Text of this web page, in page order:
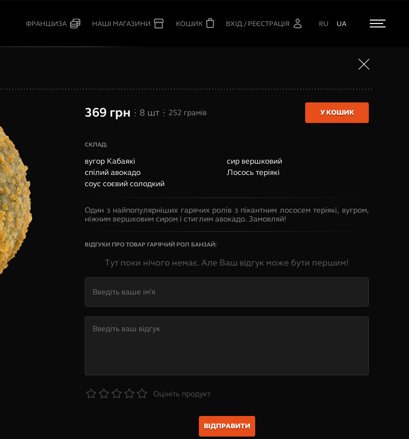
ФРАНШИЗА НАШІ МАГАЗИНИ КОШИК ВХІД / РЕЄСТРАЦІЯ RU UA
369 грн 8 шт 252 грамів У КОШИК
СКЛАД:
вугор Кабаякі
сир вершковий
спілий авокадо
Лосось теріякі
соус соєвий солодкий
Один з найпопулярніших гарячих ролів з пікантним лососем теріякі, вугром,
ніжним вершковим сиром і стиглим авокадо. Замовляй!
ВІДГУКИ ПРО ТОВАР ГАРЯЧИЙ РОЛ БАНЗАЙ:
Тут поки нічого немає. Але Ваш відгук може бути першим!
Оцініть продукт
ВІДПРАВИТИ